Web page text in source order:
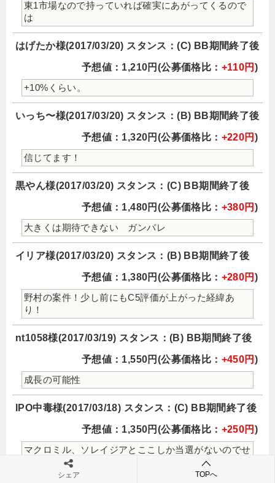
東1市場なので持っていれば確実にあがってくるので
は
はげたか様(2017/03/20) スタンス：(C) BB期間終了後
予想値：1,210円(公募価格比： +110円 )
+10%くらい。
いっち〜様(2017/03/20) スタンス：(B) BB期間終了後
予想値：1,320円(公募価格比： +220円 )
信じてます！
黒やん様(2017/03/20) スタンス：(C) BB期間終了後
予想値：1,480円(公募価格比： +380円 )
大きくは期待できない ガンバレ
イリア様(2017/03/20) スタンス：(B) BB期間終了後
予想値：1,380円(公募価格比： +280円 )
野村の案件！少し前にもC5評価が上がった経緯あ
り！
nt1058様(2017/03/19) スタンス：(B) BB期間終了後
予想値：1,550円(公募価格比： +450円 )
成長の可能性
IPO中毒様(2017/03/18) スタンス：(C) BB期間終了後
予想値：1,350円(公募価格比： +250円 )
マクロミル、ソレイジアとここしか当選がないのでせ
めてここだけは上げてほしい。
シェア TOPへ